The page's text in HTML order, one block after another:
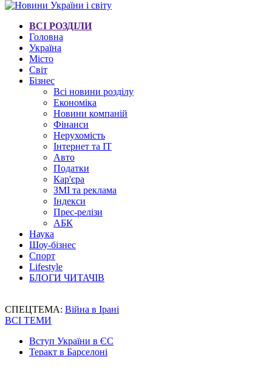
ВСІ РОЗДІЛИ
Головна
Україна
Місто
Світ
Бізнес
Всі новини розділу
Економіка
Новини компаній
Фінанси
Нерухомість
Інтернет та IT
Авто
Податки
Кар'єра
ЗМІ та реклама
Індекси
Прес-релізи
АБК
Наука
Шоу-бізнес
Спорт
Lifestyle
БЛОГИ ЧИТАЧІВ
СПЕЦТЕМА: Війна в Ірані
ВСІ ТЕМИ
Вступ України в ЄС
Теракт в Барселоні